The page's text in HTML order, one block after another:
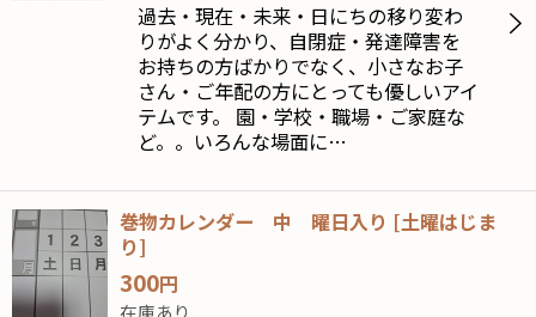
過去・現在・未来・日にちの移り変わ
りがよく分かり、自閉症・発達障害を
お持ちの方ばかりでなく、小さなお子
さん・ご年配の方にとっても優しいアイ
テムです。 園・学校・職場・ご家庭な
ど。。いろんな場面に…
巻物カレンダー 中 曜日入り [土曜はじま
り]
300円
在庫あり